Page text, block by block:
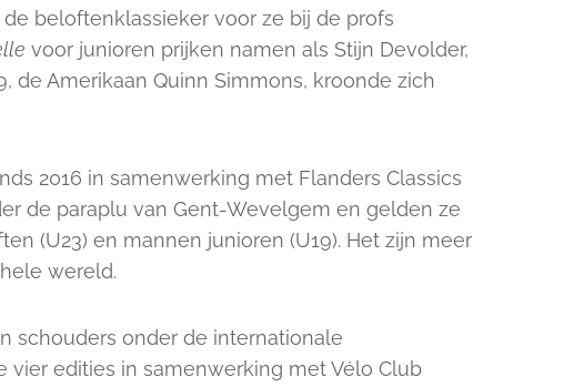
beloftenklassieker voor ze bij de profs
voor junioren prijken namen als Stijn Devolder,
de Amerikaan Quinn Simmons, kroonde zich
2016 in samenwerking met Flanders Classics
de paraplu van Gent-Wevelgem en gelden ze
(U23) en mannen junioren (U19). Het zijn meer
wereld.
schouders onder de internationale
vier edities in samenwerking met Vélo Club